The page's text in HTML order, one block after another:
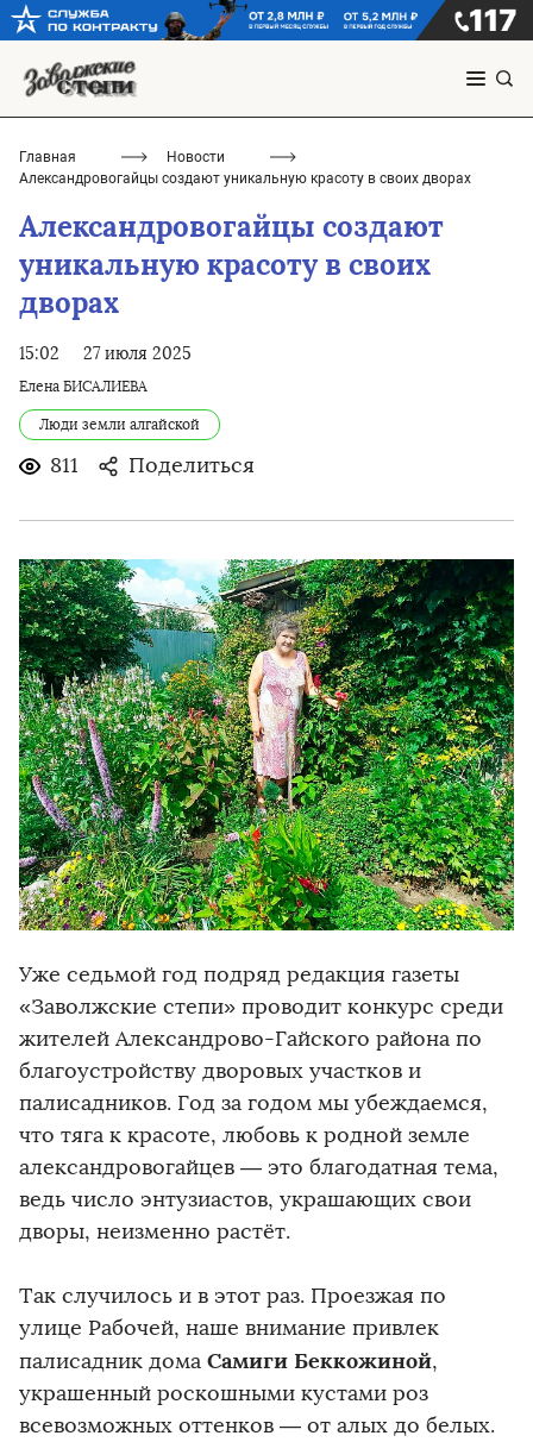
Главная
Новости
Александровогайцы создают уникальную красоту в своих дворах
Александровогайцы создают
уникальную красоту в своих
дворах
15:02 27 июля 2025
Елена БИСАЛИЕВА
Люди земли алгайской
811 Поделиться
Уже седьмой год подряд редакция газеты
«Заволжские степи» проводит конкурс среди
жителей Александрово-Гайского района по
благоустройству дворовых участков и
палисадников. Год за годом мы убеждаемся,
что тяга к красоте, любовь к родной земле
александровогайцев — это благодатная тема,
ведь число энтузиастов, украшающих свои
дворы, неизменно растёт.
Так случилось и в этот раз. Проезжая по
улице Рабочей, наше внимание привлек
палисадник дома Самиги Беккожиной,
украшенный роскошными кустами роз
всевозможных оттенков — от алых до белых.